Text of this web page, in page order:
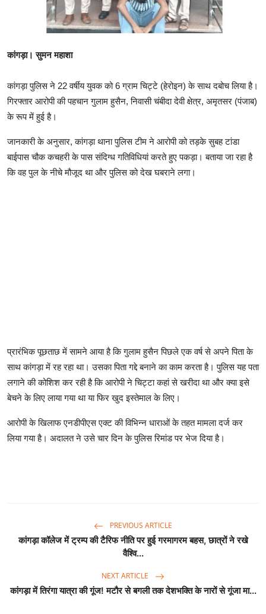
कांगड़ा। सुमन महाशा
कांगड़ा पुलिस ने 22 वर्षीय युवक को 6 ग्राम चिट्टे (हेरोइन) के साथ दबोच लिया है।
गिरफ्तार आरोपी की पहचान गुलाम हुसैन, निवासी चंबीदा देवी क्षेत्र, अमृतसर (पंजाब)
के रूप में हुई है।
जानकारी के अनुसार, कांगड़ा थाना पुलिस टीम ने आरोपी को तड़के सुबह टांडा
बाईपास चौक कचहरी के पास संदिग्ध गतिविधियां करते हुए पकड़ा। बताया जा रहा है
कि वह पुल के नीचे मौजूद था और पुलिस को देख घबराने लगा।
प्रारंभिक पूछताछ में सामने आया है कि गुलाम हुसैन पिछले एक वर्ष से अपने पिता के
साथ कांगड़ा में रह रहा था। उसका पिता गद्दे बनाने का काम करता है। पुलिस यह पता
लगाने की कोशिश कर रही है कि आरोपी ने चिट्टा कहां से खरीदा था और क्या इसे
बेचने के लिए लाया गया था या फिर खुद इस्तेमाल के लिए।
आरोपी के खिलाफ एनडीपीएस एक्ट की विभिन्न धाराओं के तहत मामला दर्ज कर
लिया गया है। अदालत ने उसे चार दिन के पुलिस रिमांड पर भेज दिया है।
PREVIOUS ARTICLE
कांगड़ा कॉलेज में ट्रम्प की टैरिफ नीति पर हुई गरमागरम बहस, छात्रों ने रखे
वैश्वि...
NEXT ARTICLE
कांगड़ा में तिरंगा यात्रा की गूंज! मटौर से बगली तक देशभक्ति के नारों से गूंजा मा...